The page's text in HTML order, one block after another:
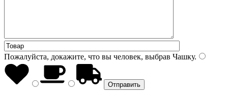
Пожалуйста, докажите, что вы человек, выбрав Чашку.